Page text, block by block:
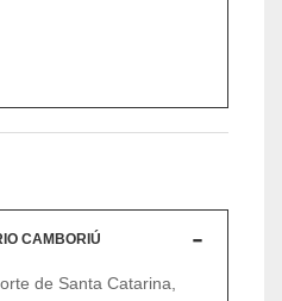
CAMBORIÚ
de Santa Catarina,